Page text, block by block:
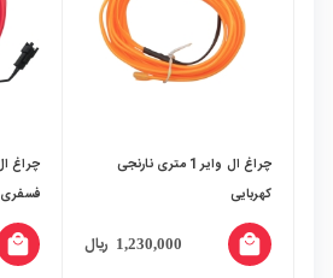
چراغ ال وایر 1 متری نارنجی
کهربایی
1,230,000 ریال local_mall
فسفری
local_mall